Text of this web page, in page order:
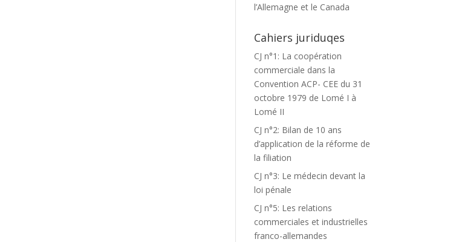
l’Allemagne et le Canada
Cahiers juriduqes
CJ n°1: La coopération
commerciale dans la
Convention ACP- CEE du 31
octobre 1979 de Lomé I à
Lomé II
CJ n°2: Bilan de 10 ans
d’application de la réforme de
la filiation
CJ n°3: Le médecin devant la
loi pénale
CJ n°5: Les relations
commerciales et industrielles
franco-allemandes